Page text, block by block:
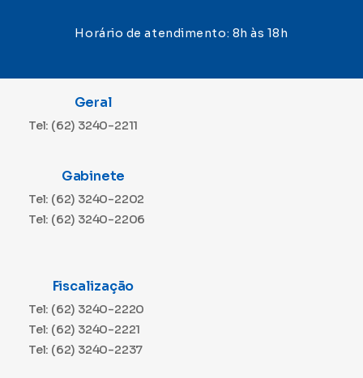
Horário de atendimento: 8h às 18h
Geral
Tel: (62) 3240-2211
Gabinete
Tel: (62) 3240-2202
Tel: (62) 3240-2206
Fiscalização
Tel: (62) 3240-2220
Tel: (62) 3240-2221
Tel: (62) 3240-2237